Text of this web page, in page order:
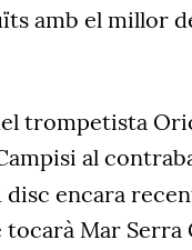
amb el millor
trompetista
al
disc encara
Mar Serra